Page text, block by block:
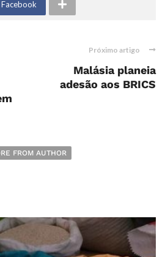
Próximo artigo
Malásia planeia
adesão aos BRICS
FROM AUTHOR